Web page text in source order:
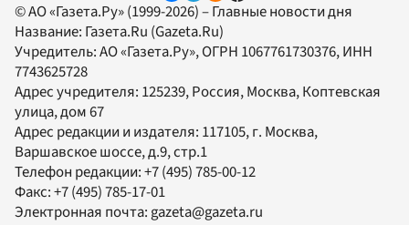
© АО «Газета.Ру» (1999-2026) – Главные новости дня
Название: Газета.Ru (Gazeta.Ru)
Учредитель:АО «Газета.Ру», ОГРН 1067761730376, ИНН
7743625728
Адрес учредителя: 125239, Россия, Москва, Коптевская
улица, дом 67
Адрес редакции и издателя: 117105, г. Москва,
Варшавское шоссе, д.9, стр.1
Телефон редакции:+7 (495) 785-00-12
Факс:+7 (495) 785-17-01
Электронная почта:gazeta@gazeta.ru